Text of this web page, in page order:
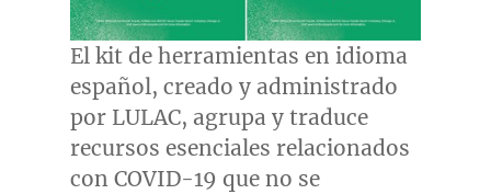
El kit de herramientas en idioma
español, creado y administrado
por LULAC, agrupa y traduce
recursos esenciales relacionados
con COVID-19 que no se